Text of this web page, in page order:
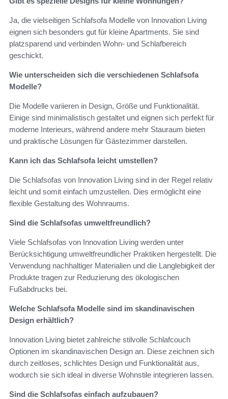
Ja, die vielseitigen Schlafsofa Modelle von Innovation Living
eignen sich besonders gut für kleine Apartments. Sie sind
platzsparend und verbinden Wohn- und Schlafbereich
geschickt.
Wie unterscheiden sich die verschiedenen Schlafsofa
Modelle?
Die Modelle variieren in Design, Größe und Funktionalität.
Einige sind minimalistisch gestaltet und eignen sich perfekt für
moderne Interieurs, während andere mehr Stauraum bieten
und praktische Lösungen für Gästezimmer darstellen.
Kann ich das Schlafsofa leicht umstellen?
Die Schlafsofas von Innovation Living sind in der Regel relativ
leicht und somit einfach umzustellen. Dies ermöglicht eine
flexible Gestaltung des Wohnraums.
Sind die Schlafsofas umweltfreundlich?
Viele Schlafsofas von Innovation Living werden unter
Berücksichtigung umweltfreundlicher Praktiken hergestellt. Die
Verwendung nachhaltiger Materialien und die Langlebigkeit der
Produkte tragen zur Reduzierung des ökologischen
Fußabdrucks bei.
Welche Schlafsofa Modelle sind im skandinavischen
Design erhältlich?
Innovation Living bietet zahlreiche stilvolle Schlafcouch
Optionen im skandinavischen Design an. Diese zeichnen sich
durch zeitloses, schlichtes Design und Funktionalität aus,
wodurch sie sich ideal in diverse Wohnstile integrieren lassen.
Sind die Schlafsofas einfach aufzubauen?